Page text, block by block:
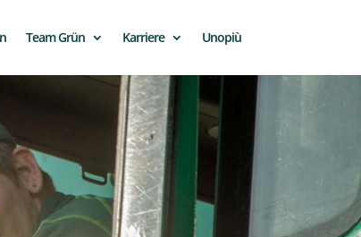
Team Grün Karriere Unopiù